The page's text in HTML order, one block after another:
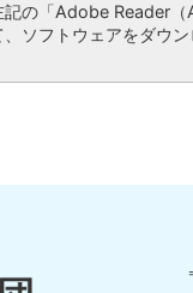
記の「Adobe Reader
ソフトウェアをダウ